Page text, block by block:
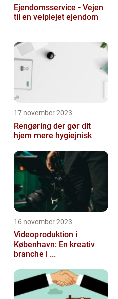
Ejendomsservice - Vejen
til en velplejet ejendom
17 november 2023
Rengøring der gør dit
hjem mere hygiejnisk
16 november 2023
Videoproduktion i
København: En kreativ
branche i ...